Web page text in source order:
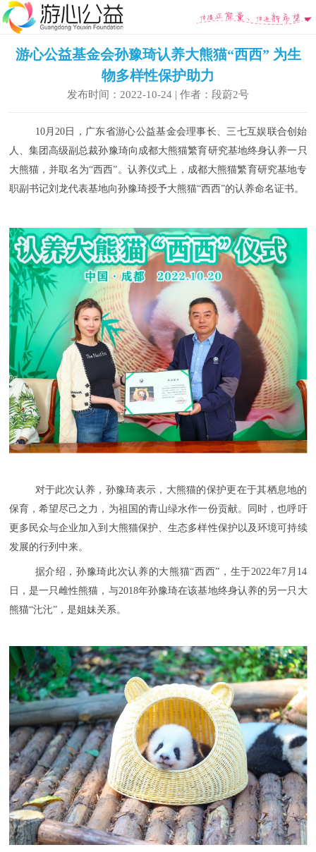
游心公益基金会孙豫琦认养大熊猫“西西” 为生
物多样性保护助力
发布时间：2022-10-24 | 作者：段蔚2号
10月20日，广东省游心公益基金会理事长、三七互娱联合创始
人、集团高级副总裁孙豫琦向成都大熊猫繁育研究基地终身认养一只
大熊猫，并取名为“西西”。认养仪式上，成都大熊猫繁育研究基地专
职副书记刘龙代表基地向孙豫琦授予大熊猫“西西”的认养命名证书。
对于此次认养，孙豫琦表示，大熊猫的保护更在于其栖息地的
保育，希望尽己之力，为祖国的青山绿水作一份贡献。同时，也呼吁
更多民众与企业加入到大熊猫保护、生态多样性保护以及环境可持续
发展的行列中来。
据介绍，孙豫琦此次认养的大熊猫“西西”，生于2022年7月14
日，是一只雌性熊猫，与2018年孙豫琦在该基地终身认养的另一只大
熊猫“㲺㲺”，是姐妹关系。